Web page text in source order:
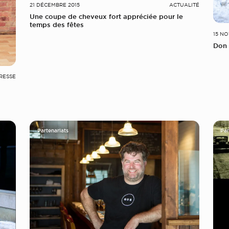
21 DÉCEMBRE 2015 ACTUALITÉ
Une coupe de cheveux fort appréciée pour le
temps des fêtes
15
Partenariats